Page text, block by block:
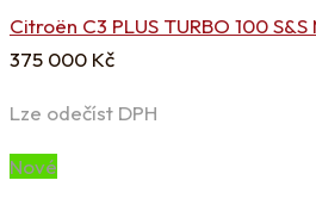
Citroën C3 PLUS TURBO 100 S&S
375 000 Kč
Lze odečíst DPH
Nové